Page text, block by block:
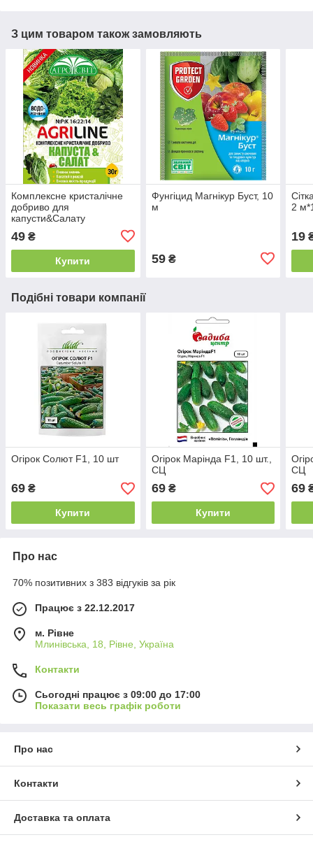
З цим товаром також замовляють
Комплексне кристалічне
добриво для
капусти&Салату
49 ₴
Купити
Фунгіцид Магнікур Буст, 10
м
59₴
2
19
Подібні товари компанії
Огірок Солют F1, 10 шт
69 ₴
Купити
Огірок Марінда F1, 10 шт.,
СЦ
69₴
Купити
СЦ
69
Про нас
70% позитивних з 383 відгуків за рік
Працює з 22.12.2017
м. Рівне
Млинівська, 18, Рівне, Україна
Контакти
Сьогодні працює з 09:00 до 17:00
Показати весь графік роботи
Про нас
Контакти
Доставка та оплата